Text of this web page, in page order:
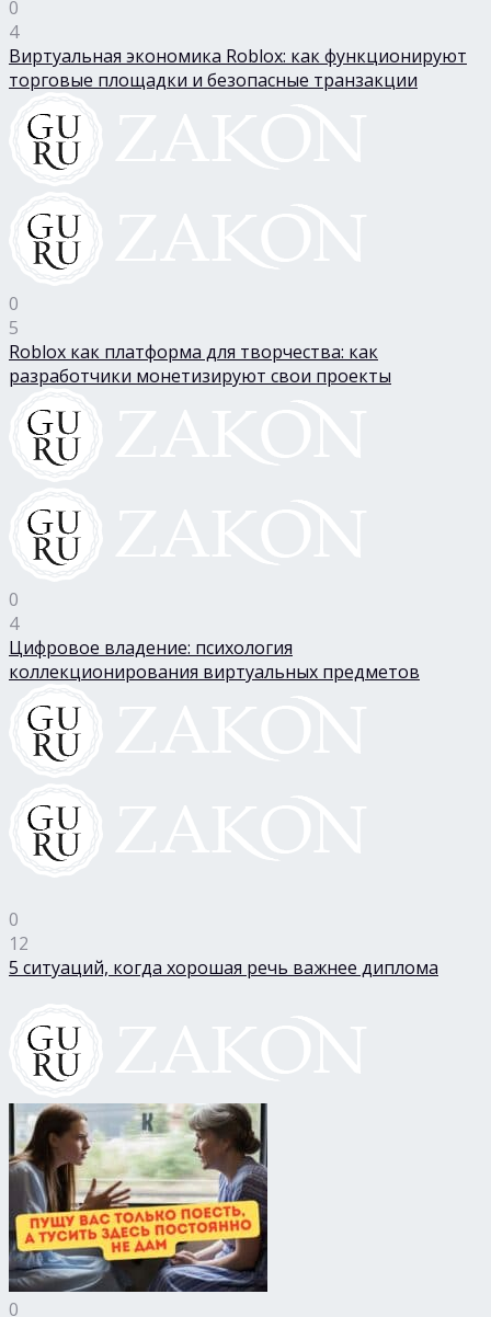
0
4
Виртуальная экономика Roblox: как функционируют
торговые площадки и безопасные транзакции
0
5
Roblox как платформа для творчества: как
разработчики монетизируют свои проекты
0
4
Цифровое владение: психология
коллекционирования виртуальных предметов
0
12
5 ситуаций, когда хорошая речь важнее диплома
0